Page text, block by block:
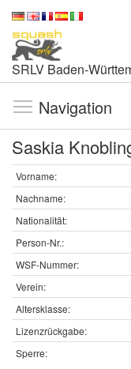
SRLV Baden-
Navigation
Saskia
Vorname:
Nachname:
Nationalität:
Person-Nr.:
WSF-Nummer:
Verein:
Altersklasse:
Lizenzrückgabe:
Sperre: